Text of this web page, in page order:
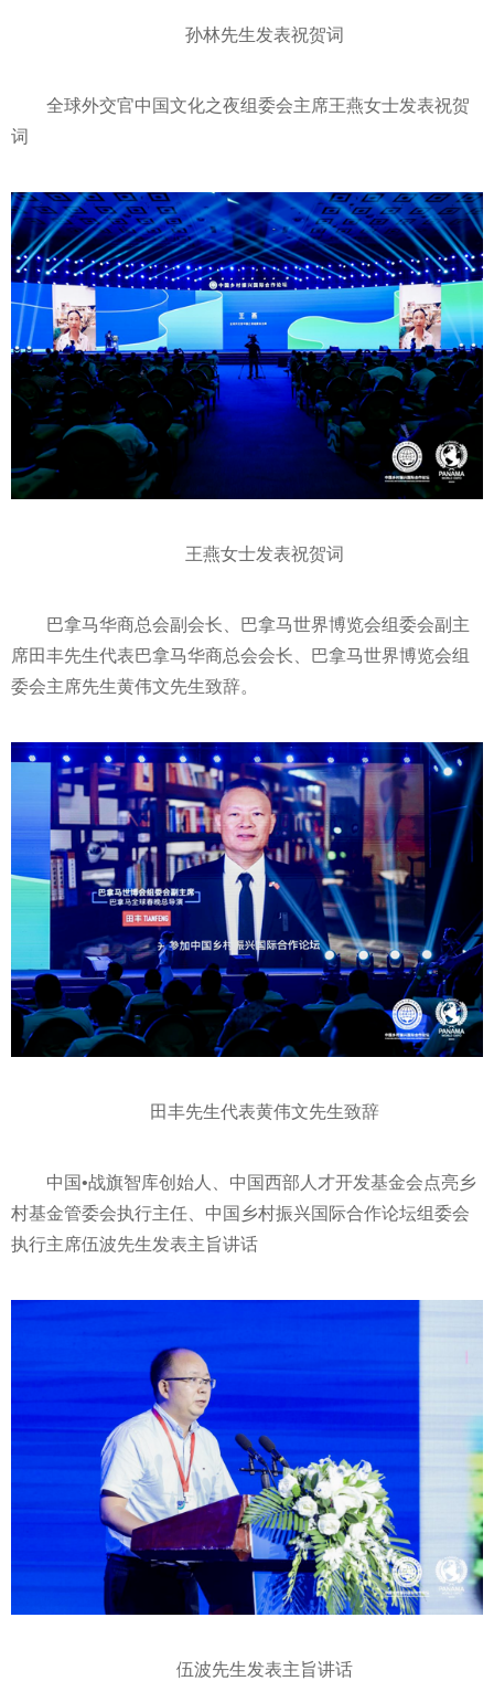
孙林先生发表祝贺词
全球外交官中国文化之夜组委会主席王燕女士发表祝贺
词
王燕女士发表祝贺词
巴拿马华商总会副会长、巴拿马世界博览会组委会副 主
席田丰先生代表巴拿马华商总会会长、巴拿马世界博览会组
委会主席先生黄伟文先生致辞。
田丰先生代表黄伟文先生致辞
中国•战旗智库创始人、中国西部人才开发基金会点亮乡
村基金管委会执行主任、中国乡村振兴国际合作论坛组委会
执行主席伍波先生发表主旨讲话
伍波先生发表主旨讲话